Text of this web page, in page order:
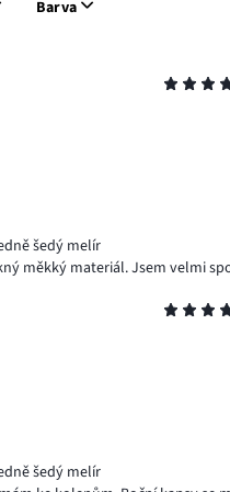
Barva
šedý melír
měkký materiál. Jsem velmi
šedý melír